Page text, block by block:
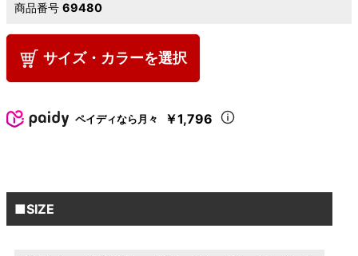
商品番号 69480
サイズ・カラーを選択
ペイディなら月々 ￥1,796
■SIZE